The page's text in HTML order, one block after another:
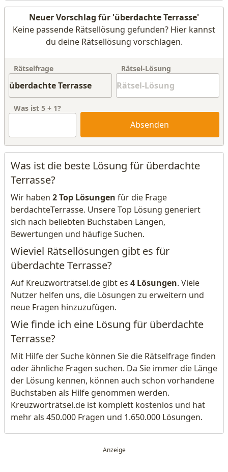
Neuer Vorschlag für 'überdachte Terrasse'
Keine passende Rätsellösung gefunden? Hier kannst
du deine Rätsellösung vorschlagen.
Rätselfrage Rätsel-Lösung
Was ist 5 + 1?
Absenden
Was ist die beste Lösung für überdachte
Terrasse?
Wir haben 2 Top Lösungen für die Frage
berdachteTerrasse. Unsere Top Lösung generiert
sich nach beliebten Buchstaben Längen,
Bewertungen und häufige Suchen.
Wieviel Rätsellösungen gibt es für
überdachte Terrasse?
Auf Kreuzworträtsel.de gibt es 4 Lösungen. Viele
Nutzer helfen uns, die Lösungen zu erweitern und
neue Fragen hinzuzufügen.
Wie finde ich eine Lösung für überdachte
Terrasse?
Mit Hilfe der Suche können Sie die Rätselfrage finden
oder ähnliche Fragen suchen. Da Sie immer die Länge
der Lösung kennen, können auch schon vorhandene
Buchstaben als Hilfe genommen werden.
Kreuzworträtsel.de ist komplett kostenlos und hat
mehr als 450.000 Fragen und 1.650.000 Lösungen.